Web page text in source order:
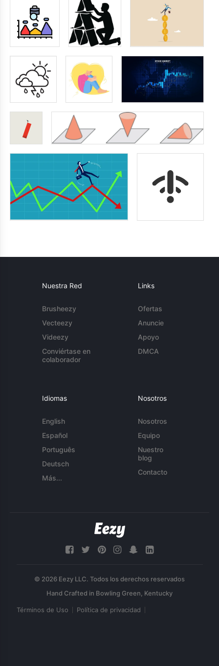
Nuestra Red
Brusheezy
Vecteezy
Videezy
Conviértase en
colaborador
Links
Ofertas
Anuncie
Apoyo
DMCA
Idiomas
English
Español
Português
Deutsch
Más...
Nosotros
Nosotros
Equipo
Nuestro
blog
Contacto
© 2026 Eezy LLC. Todos los derechos reservados
Términos de Uso Política de privacidad